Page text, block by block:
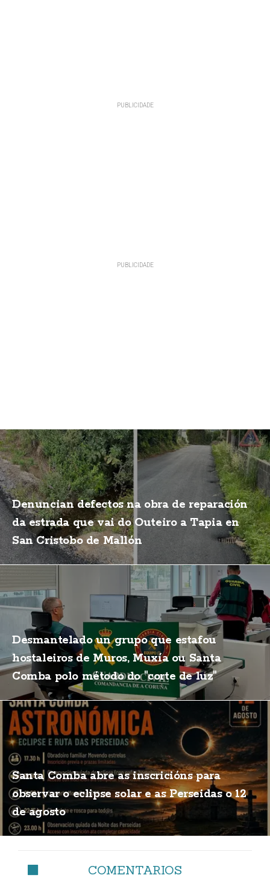
Denuncian defectos na obra de reparación
da estrada que vai do Outeiro a Tapia en
San Cristobo de Mallón
Desmantelado un grupo que estafou
hostaleiros de Muros, Muxía ou Santa
Comba polo método do "corte de luz"
Santa Comba abre as inscricións para
observar o eclipse solar e as Perseidas o 12
de agosto
COMENTARIOS